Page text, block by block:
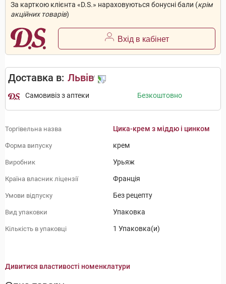
За карткою клієнта «D.S.» нараховуються бонусні бали (крім
акційних товарів)
Вхід в кабінет
Доставка в: Львів
Самовивіз з аптеки Безкоштовно
Торгівельна назва Цика-крем з міддю і цинком
Форма випуску крем
Виробник Урьяж
Країна власник ліцензії Франція
Умови відпуску Без рецепту
Вид упаковки Упаковка
Кількість в упаковці 1 Упаковка(и)
Дивитися властивості номенклатури